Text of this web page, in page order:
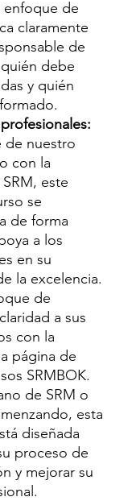
enfoque de
claramente
de
debe
y quién
de nuestro
con la
este
se
de forma
a los
en su
la excelencia.
de
a sus
con la
página de
SRMBOK.
de SRM o
esta
diseñada
proceso de
y mejorar su